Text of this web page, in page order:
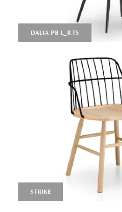
DALIA PB L_R TS
STRIKE